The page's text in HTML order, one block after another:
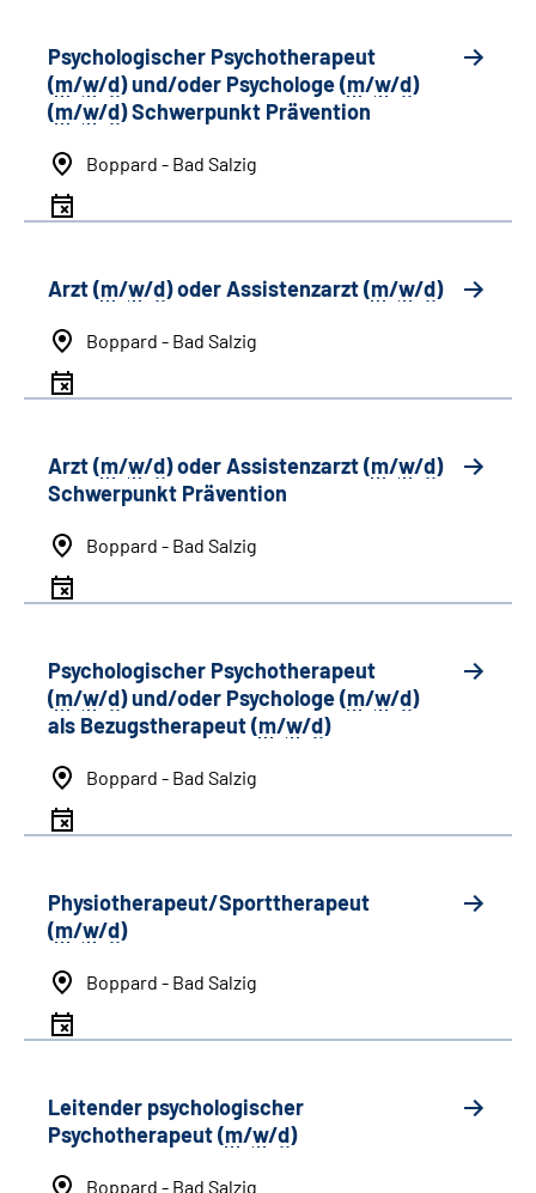
Psychologischer Psychotherapeut
(m/w/d) und/oder Psychologe (m/w/d)
(m/w/d) Schwerpunkt Prävention
Boppard - Bad Salzig
Arzt (m/w/d) oder Assistenzarzt (m/w/d)
Boppard - Bad Salzig
Arzt (m/w/d) oder Assistenzarzt (m/w/d)
Schwerpunkt Prävention
Boppard - Bad Salzig
Psychologischer Psychotherapeut
(m/w/d) und/oder Psychologe (m/w/d)
als Bezugstherapeut (m/w/d)
Boppard - Bad Salzig
Physiotherapeut/Sporttherapeut
(m/w/d)
Boppard - Bad Salzig
Leitender psychologischer
Psychotherapeut (m/w/d)
Boppard - Bad Salzig